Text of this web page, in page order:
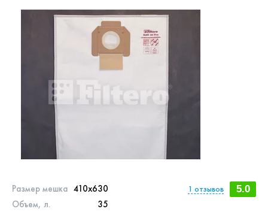
Размер мешка 410x630
Объем, л.
35
5.0
1 отзывов